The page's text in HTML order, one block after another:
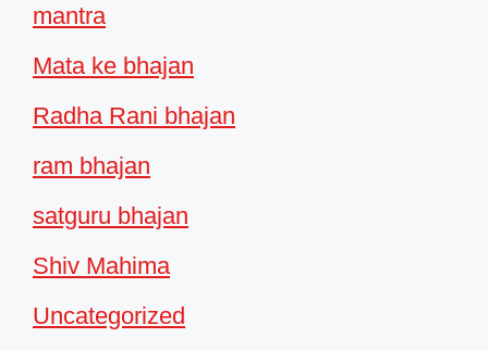
mantra
Mata ke bhajan
Radha Rani bhajan
ram bhajan
satguru bhajan
Shiv Mahima
Uncategorized